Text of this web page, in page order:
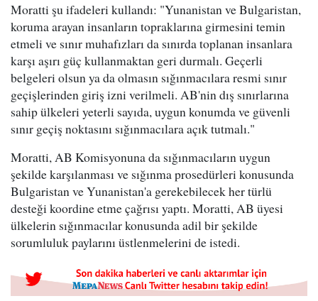
Moratti şu ifadeleri kullandı: "Yunanistan ve Bulgaristan,
koruma arayan insanların topraklarına girmesini temin
etmeli ve sınır muhafızları da sınırda toplanan insanlara
karşı aşırı güç kullanmaktan geri durmalı. Geçerli
belgeleri olsun ya da olmasın sığınmacılara resmi sınır
geçişlerinden giriş izni verilmeli. AB'nin dış sınırlarına
sahip ülkeleri yeterli sayıda, uygun konumda ve güvenli
sınır geçiş noktasını sığınmacılara açık tutmalı."
Moratti, AB Komisyonuna da sığınmacıların uygun
şekilde karşılanması ve sığınma prosedürleri konusunda
Bulgaristan ve Yunanistan'a gerekebilecek her türlü
desteği koordine etme çağrısı yaptı. Moratti, AB üyesi
ülkelerin sığınmacılar konusunda adil bir şekilde
sorumluluk paylarını üstlenmelerini de istedi.